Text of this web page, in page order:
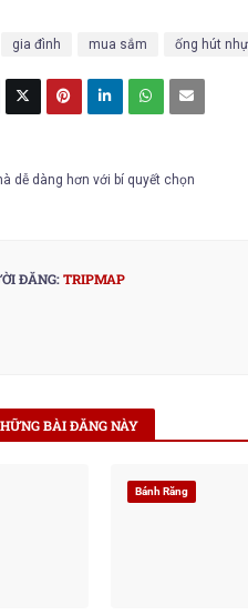
gia đình mua sắm ống hút
dễ dàng hơn với bí quyết chọn
ĐĂNG:TRIPMAP
BÀI ĐĂNG NÀY
Bánh Răng